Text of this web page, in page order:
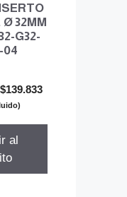
Ø 32MM
G32-
04
El
precio
era:
$194.212.
$139.833El
al